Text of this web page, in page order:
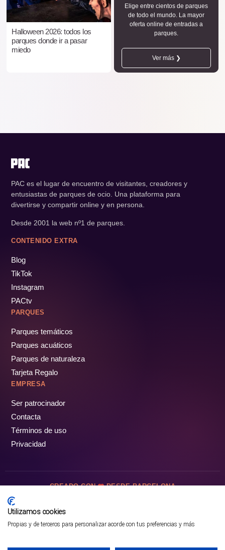
Halloween 2026: todos los
parques donde ir a pasar
miedo
Elige entre cientos de parques
de todo el mundo. La mayor
oferta online de entradas a
parques.
Ver más ❯
PAC es el lugar de encuentro de visitantes, creadores y
entusiastas de parques de ocio. Una plataforma para
divertirse y compartir online y en persona.
Desde 2001 la web nº1 de parques.
CONTENIDO EXTRA
Blog
TikTok
Instagram
PACtv
PARQUES
Parques temáticos
Parques acuáticos
Parques de naturaleza
Tarjeta Regalo
EMPRESA
Ser patrocinador
Contacta
Términos de uso
Privacidad
CREADO CON DESDE BARCELONA
Utilizamos cookies
Propias y de terceros para personalizar acorde con tus preferencias y más